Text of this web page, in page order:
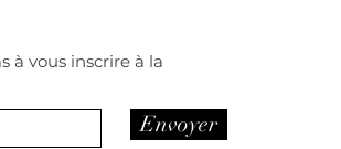
à vous inscrire à la
Envoyer